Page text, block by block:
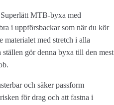
MTB-byxa med
i uppförsbackar som när du kör
materialet med stretch i alla
gör denna byxa till den mest
och säker passform
för drag och att fastna i